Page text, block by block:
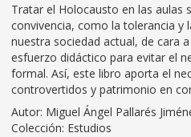
Tratar el Holocausto en las aulas
convivencia, como la tolerancia y
nuestra sociedad actual, de cara
esfuerzo didáctico para evitar el
formal. Así, este libro aporta el
controvertidos y patrimonio en
Autor: Miguel Ángel Pallarés
Colección: Estudios